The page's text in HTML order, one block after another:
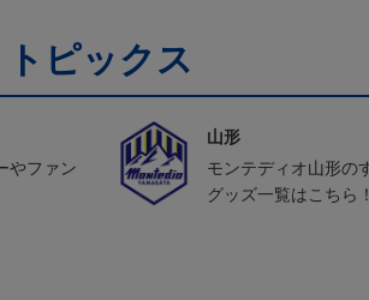
トピックス
やファン
山形
モンテディオ山形の
グッズ一覧はこちら